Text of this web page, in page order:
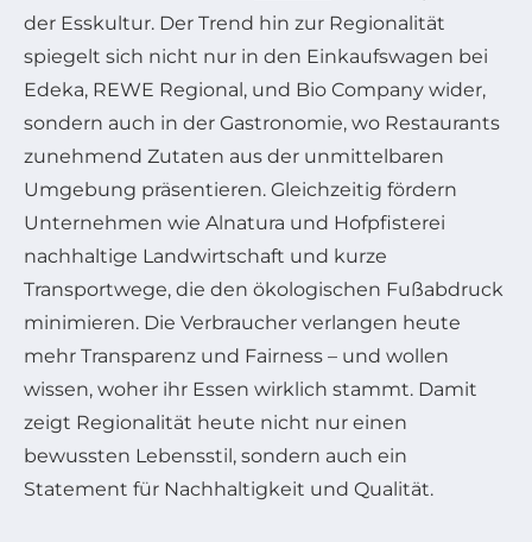
der Esskultur. Der Trend hin zur Regionalität
spiegelt sich nicht nur in den Einkaufswagen bei
Edeka, REWE Regional, und Bio Company wider,
sondern auch in der Gastronomie, wo Restaurants
zunehmend Zutaten aus der unmittelbaren
Umgebung präsentieren. Gleichzeitig fördern
Unternehmen wie Alnatura und Hofpfisterei
nachhaltige Landwirtschaft und kurze
Transportwege, die den ökologischen Fußabdruck
minimieren. Die Verbraucher verlangen heute
mehr Transparenz und Fairness – und wollen
wissen, woher ihr Essen wirklich stammt. Damit
zeigt Regionalität heute nicht nur einen
bewussten Lebensstil, sondern auch ein
Statement für Nachhaltigkeit und Qualität.